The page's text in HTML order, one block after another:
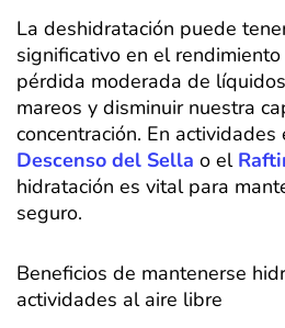
La deshidratación puede
significativo en el
pérdida moderada de
mareos y disminuir nuestra
concentración. En
Descenso del Sella o el
hidratación es vital para
seguro.
Beneficios de mantenerse
actividades al aire libre